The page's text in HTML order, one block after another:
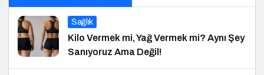
Sağlık
Kilo Vermek mi, Yağ Vermek mi? Aynı Şey
Sanıyoruz Ama Değil!